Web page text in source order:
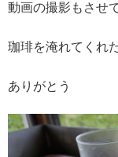
動画の撮影もさせ
珈琲を淹れてくれ
ありがとう